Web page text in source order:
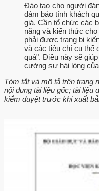
Đào tạo cho người
đảm bảo tính khách
giá. Cần tổ chức các
năng và kiến thức
phải được trang bị
và các tiêu chí cụ thể
quả". Điều này sẽ
cường sự hài lòng
Tóm tắt và mô tả trên trang
nội dung tài liệu gốc; tài liệu
kiểm duyệt trước khi xuất